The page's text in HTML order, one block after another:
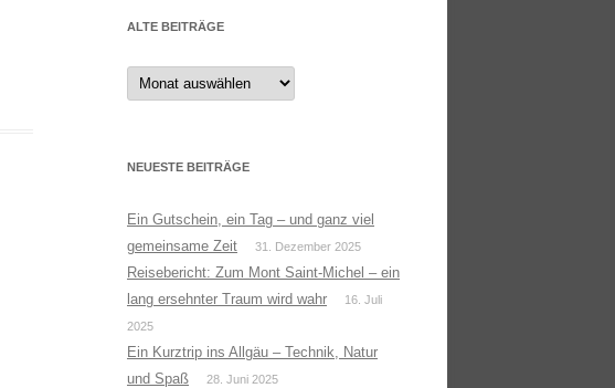
ALTE BEITRÄGE
Alte
Beiträge
NEUESTE BEITRÄGE
Ein Gutschein, ein Tag – und ganz viel
gemeinsame Zeit
31. Dezember 2025
Reisebericht: Zum Mont Saint-Michel – ein
lang ersehnter Traum wird wahr
16. Juli
2025
Ein Kurztrip ins Allgäu – Technik, Natur
und Spaß
28. Juni 2025